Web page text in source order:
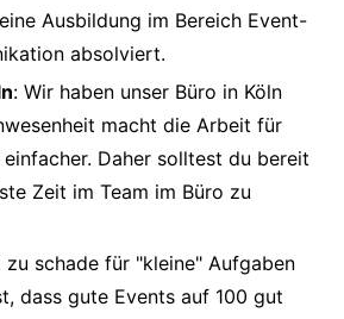
Ausbildung im Bereich Event-
absolviert.
: Wir haben unser Büro in Köln
macht die Arbeit für
Daher solltest du bereit
Zeit im Team im Büro zu
schade für "kleine" Aufgaben
dass gute Events auf 100 gut